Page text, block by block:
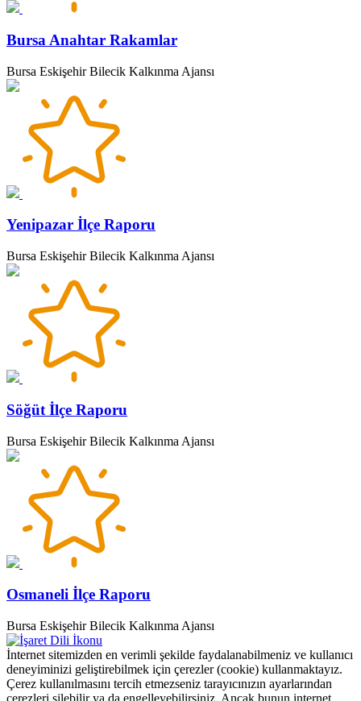
Bursa Anahtar Rakamlar
Bursa Eskişehir Bilecik Kalkınma Ajansı
Yenipazar İlçe Raporu
Bursa Eskişehir Bilecik Kalkınma Ajansı
Söğüt İlçe Raporu
Bursa Eskişehir Bilecik Kalkınma Ajansı
Osmaneli İlçe Raporu
Bursa Eskişehir Bilecik Kalkınma Ajansı
İnternet sitemizden en verimli şekilde faydalanabilmeniz ve kullanıcı
deneyiminizi geliştirebilmek için çerezler (cookie) kullanmaktayız.
Çerez kullanılmasını tercih etmezseniz tarayıcınızın ayarlarından
çerezleri silebilir ya da engelleyebilirsiniz. Ancak bunun internet